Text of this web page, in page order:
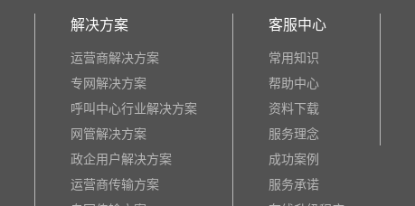
解决方案
运营商解决方案
专网解决方案
呼叫中心行业解决方案
网管解决方案
政企用户解决方案
运营商传输方案
客服中心
常用知识
帮助中心
资料下载
服务理念
成功案例
服务承诺